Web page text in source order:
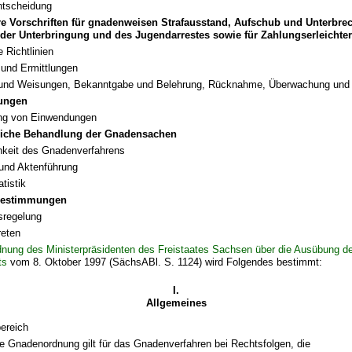
Vorschriften für gnadenweisen Strafausstand, Aufschub und
Unterbringung und des Jugendarrestes sowie für
Richtlinien
Ermittlungen
Weisungen, Bekanntgabe und Belehrung, Rücknahme, Überwachung
von Einwendungen
Behandlung der Gnadensachen
des Gnadenverfahrens
Aktenführung
des Ministerpräsidenten des Freistaates Sachsen über die Ausübung
vom 8. Oktober 1997 (SächsABl. S. 1124) wird Folgendes bestimmt:
I.
Allgemeines
Gnadenordnung gilt für das Gnadenverfahren bei Rechtsfolgen, die